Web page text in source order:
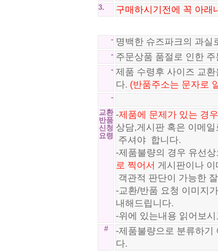
3. 구매하시기전에 꼭 아래
- 명백한 슈즈파크의 과실
- 주문상품 품절로 인한
- 제품 수령후 사이즈 교
다. (반품주소는 문자로
-
교환
반품
신청
요령
-제품에 문제가 있는 경
상담,게시판 혹은 이메
주셔야 합니다.
-제품불량의 경우 유선
로 찍어서 게시판이나
객관적 판단이 가능한
-교환/반품 요청 이미지
내해드립니다.
-위에 있는내용 읽어보
#
-제품불량으로 분류하기
다.